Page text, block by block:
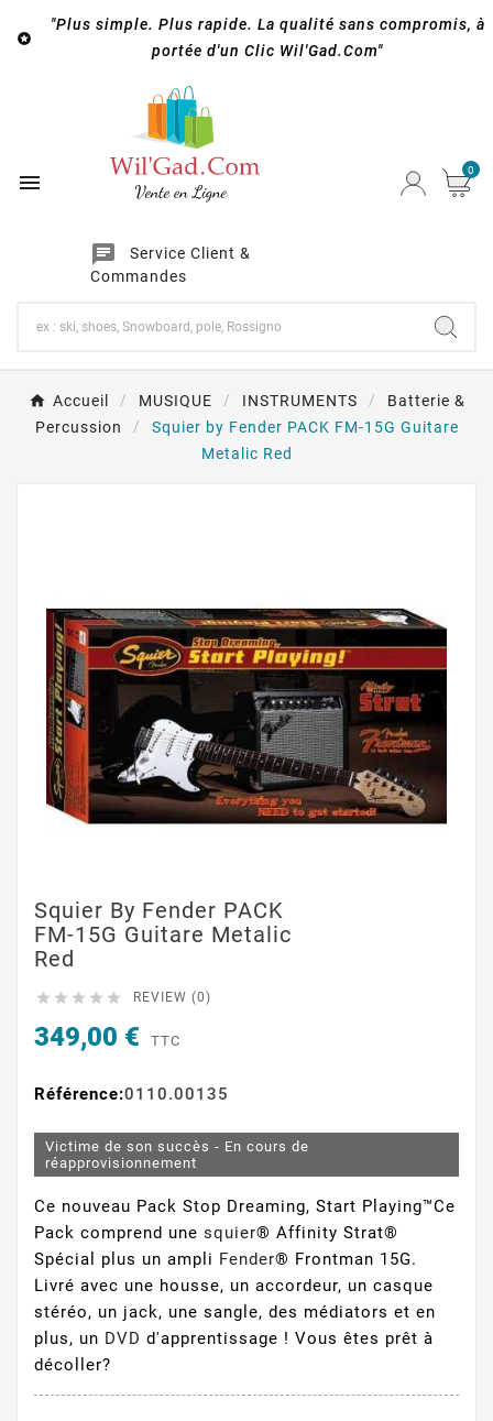

"Plus simple. Plus rapide. La qualité sans compromis, à
portée d'un Clic Wil'Gad.Com"

chat
Service Client &
Commandes
0
Accueil MUSIQUE INSTRUMENTS
Batterie &
Percussion
Squier by Fender PACK FM-15G Guitare
Metalic Red
Squier By Fender PACK
FM-15G Guitare Metalic
Red
     REVIEW (0)
349,00 € TTC
Référence:0110.00135
Victime de son succès - En cours de
réapprovisionnement
Ce nouveau Pack Stop Dreaming, Start Playing™Ce
Pack comprend une squier® Affinity Strat®
Spécial plus un ampli Fender® Frontman 15G.
Livré avec une housse, un accordeur, un casque
stéréo, un jack, une sangle, des médiators et en
plus, un DVD d'apprentissage ! Vous êtes prêt à
décoller?